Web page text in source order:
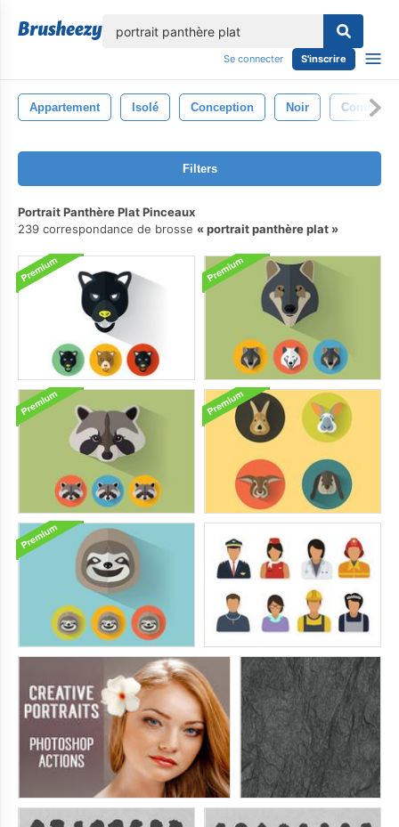
Se connecter S'inscrire
Appartement Isolé Conception Noir Contexte
Filters
Portrait Panthère Plat Pinceaux
239 correspondance de brosse
portrait panthère plat